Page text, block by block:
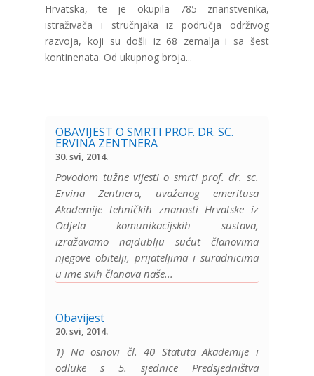
Hrvatska, te je okupila 785 znanstvenika,
istraživača i stručnjaka iz područja održivog
razvoja, koji su došli iz 68 zemalja i sa šest
kontinenata. Od ukupnog broja...
OBAVIJEST O SMRTI PROF. DR. SC.
ERVINA ZENTNERA
30. svi, 2014.
Povodom tužne vijesti o smrti prof. dr. sc.
Ervina Zentnera, uvaženog emeritusa
Akademije tehničkih znanosti Hrvatske iz
Odjela komunikacijskih sustava,
izražavamo najdublju sućut članovima
njegove obitelji, prijateljima i suradnicima
u ime svih članova naše...
Obavijest
20. svi, 2014.
1) Na osnovi čl. 40 Statuta Akademije i
odluke s 5. sjednice Predsjedništva